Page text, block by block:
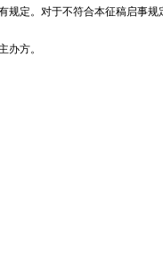
规定。对于不符合本征稿启事
办方。